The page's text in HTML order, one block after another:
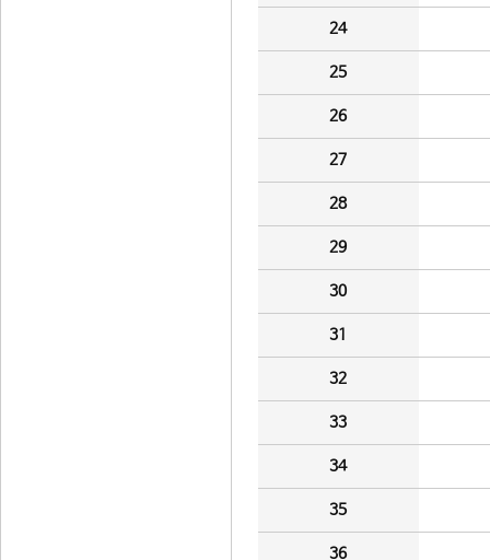
24
25
26
27
28
29
30
31
32
33
34
35
36